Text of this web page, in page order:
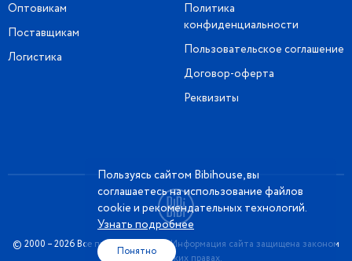
Оптовикам
Поставщикам
Логистика
Политика
конфиденциальности
Пользовательское соглашение
Договор-оферта
Реквизиты
© 2000 – 2026 Все права защищены. Информация сайта защищена законом
об авторских правах.
Пользуясь сайтом Bibihouse, вы
соглашаетесь на использование файлов
cookie и рекомендательных технологий.
Узнать подробнее
Понятно